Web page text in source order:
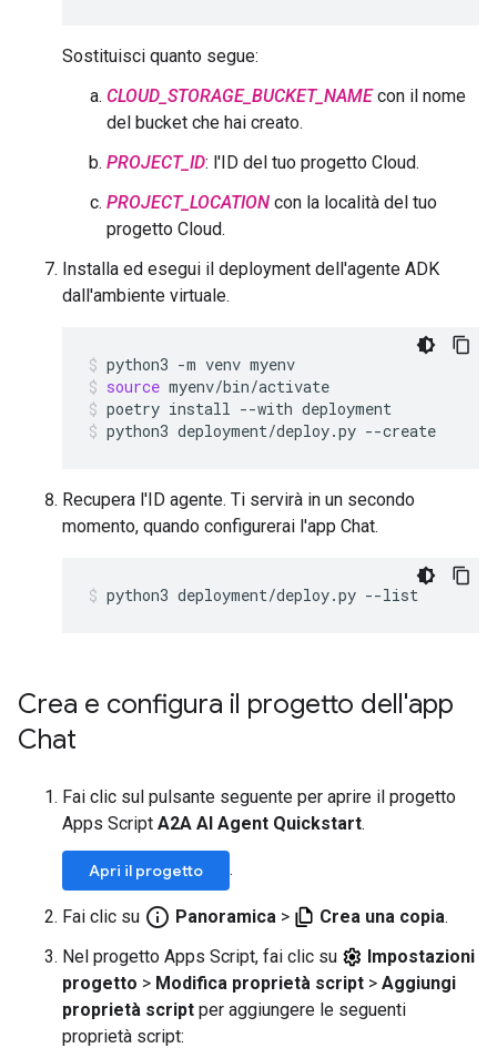
Sostituisci quanto segue:
CLOUD_STORAGE_BUCKET_NAMEcon il nome
del bucket che hai creato.
PROJECT_ID: l'ID del tuo progetto Cloud.
PROJECT_LOCATION con la località del tuo
progetto Cloud.
Installa ed esegui il deployment dell'agente ADK
dall'ambiente virtuale.
python3 -m venv myenv
source myenv/bin/activate
poetry install --with deployment
python3 deployment/deploy.py --create
Recupera l'ID agente. Ti servirà in un secondo
momento, quando configurerai l'app Chat.
python3 deployment/deploy.py --list
Crea e configura il progetto dell'app
Chat
Fai clic sul pulsante seguente per aprire il progetto
Apps Script A2A AI Agent Quickstart.
Apri il progetto .
Fai clic su info_outline Panoramica > Crea una copia.
Nel progetto Apps Script, fai clic su
Impostazioni
progetto > Modifica proprietà script > Aggiungi
proprietà script per aggiungere le seguenti
proprietà script: